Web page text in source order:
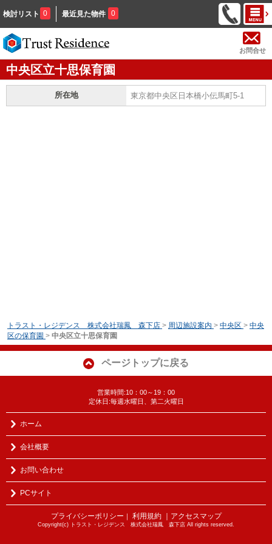
検討リスト 0 最近見た物件 0
お問合せ
中央区立十思保育園
所在地 東京都中央区日本橋小伝馬町5-1
トラスト・レジデンス 株式会社瑞鳳 森下店 > 周辺施設案内 > 中央区 > 中央
区の保育園 > 中央区立十思保育園
ページトップに戻る
営業時間:10：00～19：00
定休日:毎週水曜日、第二火曜日
ホーム
会社概要
お問い合わせ
PCサイト
プライバシーポリシー ｜ 利用規約 ｜アクセスマップ
Copyright(c) トラスト・レジデンス 株式会社瑞鳳 森下店 All rights reserved.